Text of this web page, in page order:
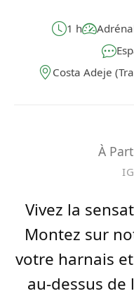
1 h
Costa Adeje
À
Vivez la
Montez sur
votre harnais
au-dessus de